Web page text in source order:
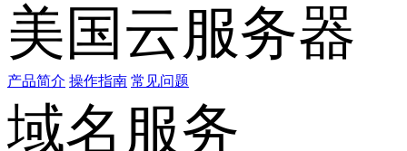
美国云服务器
产品简介 操作指南 常见问题
域名服务